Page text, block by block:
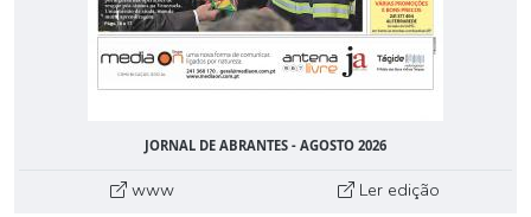
JORNAL DE ABRANTES - AGOSTO 2026
www Ler edição